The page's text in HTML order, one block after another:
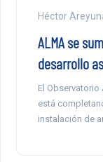
Héctor
ALMA se
desarrollo
El
está
instalación de